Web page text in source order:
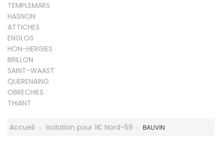
TEMPLEMARS
HASNON
ATTICHES
ENGLOS
HON-HERGIES
BRILLON
SAINT-WAAST
QUERENAING
OBRECHIES
THIANT
Accueil Isolation pour 1€ Nord-59 BAUVIN